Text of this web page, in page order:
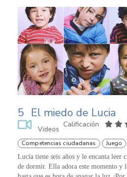
5 El miedo de Lucia
Videos
Calificación
Competencias ciudadanas Juego
Lucía tiene seis años y le encanta leer
de dormir. Ella adora este momento y